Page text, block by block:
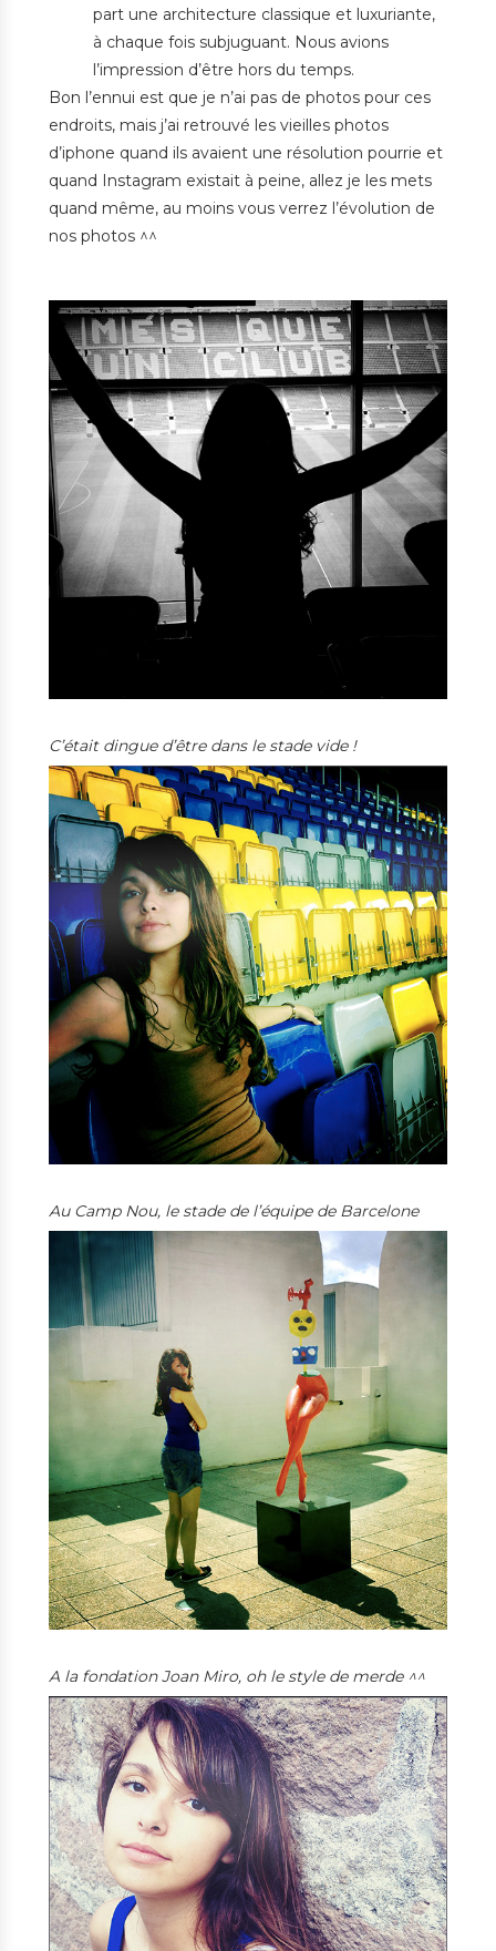
part une architecture classique et luxuriante,
à chaque fois subjuguant. Nous avions
l’impression d’être hors du temps.
Bon l’ennui est que je n’ai pas de photos pour ces
endroits, mais j’ai retrouvé les vieilles photos
d’iphone quand ils avaient une résolution pourrie et
quand Instagram existait à peine, allez je les mets
quand même, au moins vous verrez l’évolution de
nos photos ^^
C’était dingue d’être dans le stade vide !
Au Camp Nou, le stade de l’équipe de Barcelone
A la fondation Joan Miro, oh le style de merde ^^